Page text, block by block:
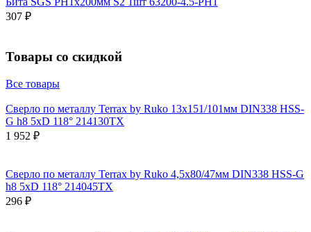
307 ₽
Товары со скидкой
Все товары
Сверло по металлу Terrax by Ruko 13x151/101мм DIN338 HSS-
G h8 5xD 118° 214130TX
1 952 ₽
Сверло по металлу Terrax by Ruko 4,5x80/47мм DIN338 HSS-G
h8 5xD 118° 214045TX
296 ₽